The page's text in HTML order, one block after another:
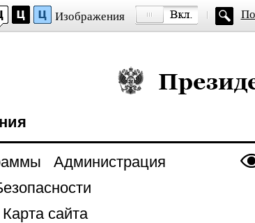
Изображения
Президент России —
Администрация
Карта сайта